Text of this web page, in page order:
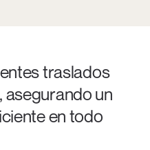
traslados
asegurando un
en todo